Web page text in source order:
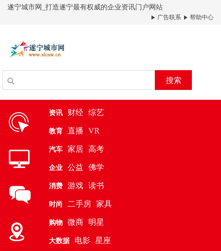
遂宁城市网_打造遂宁最有权威的企业资讯门户网站
广告联系 帮助中心
搜索
资讯 财经 综艺
教育 直播 VR
汽车 家居 高考
企业 公益 佛学
消费 游戏 读书
时尚 二手房 家具
购物 微商 明星
大数据 电影 星座